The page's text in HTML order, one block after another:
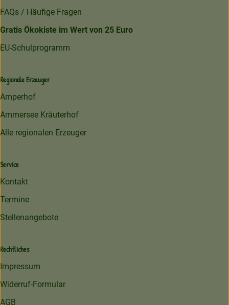
FAQs / Häufige Fragen
Gratis Ökokiste im Wert von 25 Euro
EU-Schulprogramm
Regionale Erzeuger
Amperhof
Ammersee Kräuterhof
Alle regionalen Erzeuger
Service
Kontakt
Termine
Stellenangebote
Rechtliches
Impressum
Widerruf-Formular
AGB